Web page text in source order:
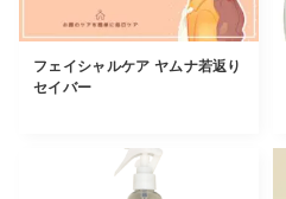
フェイシャルケア ヤムナ若返り
セイバー